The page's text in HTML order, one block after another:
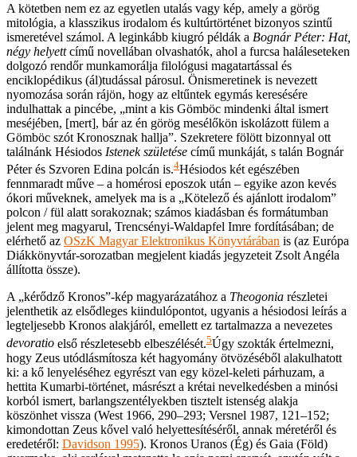
A kötetben nem ez az egyetlen utalás vagy kép, amely a görög
mitológia, a klasszikus irodalom és kultúrtörténet bizonyos szintű
ismeretével számol. A leginkább kiugró példák a Bognár Péter: Hat,
négy helyettcímű novellában olvashatók, ahol a furcsa haláleseteken
dolgozó rendőr munkamorálja filológusi magatartással és
enciklopédikus (ál)tudással párosul. Önismeretinek is nevezett
nyomozása során rájön, hogy az eltűntek egymás keresésére
indulhattak a pincébe, „mint a kis Gömböc mindenki által ismert
meséjében, [mert], bár az én görög mesélőkön iskolázott fülem a
Gömböc szót Kronosznak hallja”. Szekretere fölött bizonnyal ott
találnánk Hésiodos Istenek születése című munkáját, s talán Bognár
Péter és Szvoren Edina polcán is.4Hésiodos két egészében
fennmaradt műve – a homérosi eposzok után – egyike azon kevés
ókori műveknek, amelyek ma is a „Kötelező és ajánlott irodalom”
polcon / fül alatt sorakoznak; számos kiadásban és formátumban
jelent meg magyarul, Trencsényi-Waldapfel Imre fordításában; de
elérhető az OSzK Magyar Elektronikus Könyvtárában is (az Európa
Diákkönyvtár-sorozatban megjelent kiadás jegyzeteit Zsolt Angéla
állította össze).
A „kérődző Kronos”-kép magyarázatához a Theogonia részletei
jelenthetik az elsődleges kiindulópontot, ugyanis a hésiodosi leírás a
legteljesebb Kronos alakjáról, emellett ez tartalmazza a nevezetes
devoratio első részletesebb elbeszélését.5Úgy szokták értelmezni,
hogy Zeus utódlásmítosza két hagyomány ötvözéséből alakulhatott
ki: a kő lenyeléséhez egyrészt van egy közel-keleti párhuzam, a
hettita Kumarbi-történet, másrészt a krétai nevelkedésben a minósi
korból ismert, barlangszentélyekben tisztelt istenség alakja
köszönhet vissza (West 1966, 290–293; Versnel 1987, 121–152;
kimondottan Zeus kővel való helyettesítéséről, annak méretéről és
eredetéről: Davidson 1995). Kronos Uranos (Ég) és Gaia (Föld)